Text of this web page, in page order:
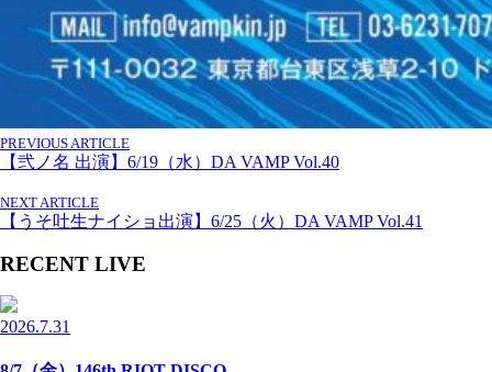
PREVIOUS ARTICLE
【弐ノ名 出演】6/19（水）DA VAMP Vol.40
NEXT ARTICLE
【うそ吐生ナイショ出演】6/25（火）DA VAMP Vol.41
RECENT LIVE
2026.7.31